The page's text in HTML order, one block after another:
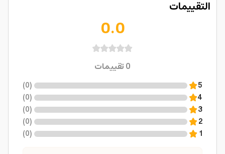
التقييمات
0.0
0تقييمات
5
(
0
)
4
(
0
)
3
(
0
)
2
(
0
)
1
(
0
)